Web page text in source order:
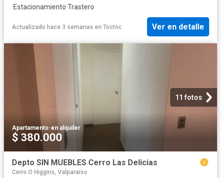
·Estacionamiento·Trastero
Actualizado hace 3 semanas en Toctoc Ver en detalle
11 fotos
Apartamento·en alquiler
$ 380.000
Depto SIN MUEBLES Cerro Las Delicias
Cerro O Higgins, Valparaíso